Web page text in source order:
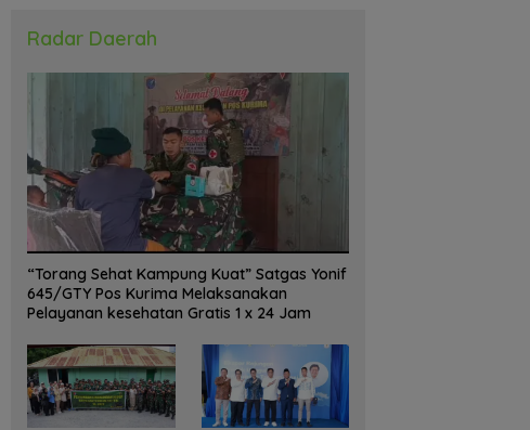
Radar Daerah
“Torang Sehat Kampung Kuat” Satgas Yonif
645/GTY Pos Kurima Melaksanakan
Pelayanan kesehatan Gratis 1 x 24 Jam